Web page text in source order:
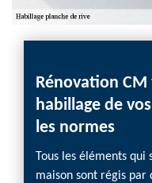
Rénovation CM
habillage de
les normes
Tous les éléments qui
maison sont régis par